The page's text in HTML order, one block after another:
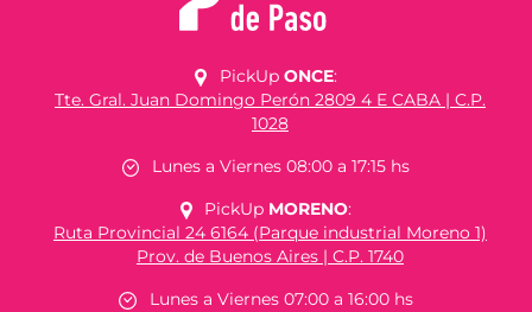
PickUp ONCE:
Tte. Gral. Juan Domingo Perón 2809 4 E CABA | C.P.
1028
Lunes a Viernes 08:00 a 17:15 hs
PickUp MORENO:
Ruta Provincial 24 6164 (Parque industrial Moreno 1)
Prov. de Buenos Aires | C.P. 1740
Lunes a Viernes 07:00 a 16:00 hs